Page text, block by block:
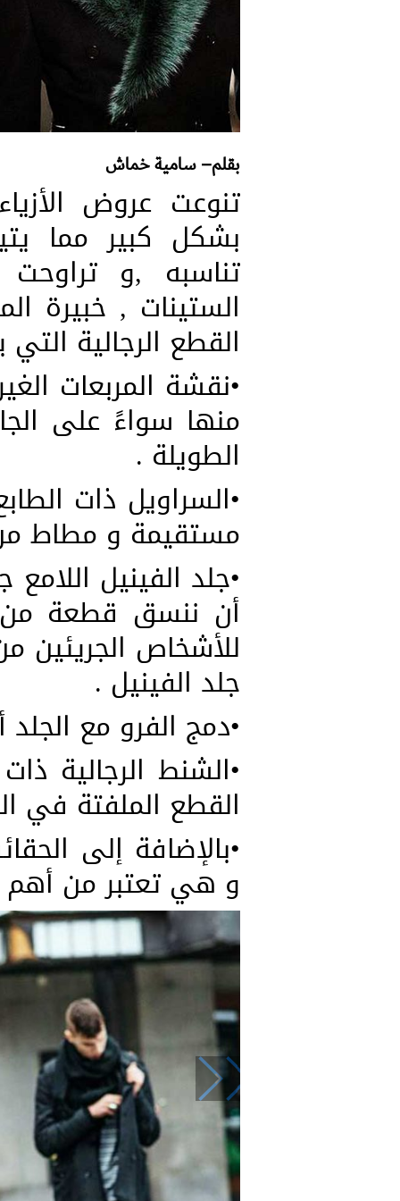
بقلم– سامية خماش
بشكل كبير مما
تناسبه ,و
الستينات , خبيرة
القطع الرجالية
•نقشة المربعات
منها سواءً على
الطويلة .
•السراويل ذات
مستقيمة و مطاط
•جلد الفينيل
أن ننسق قطعة من
للأشخاص الجريئين
جلد الفينيل .
•دمج الفرو مع
•الشنط الرجالية
القطع الملفتة في
•بالإضافة إلى
و هي تعتبر من
navigate_before